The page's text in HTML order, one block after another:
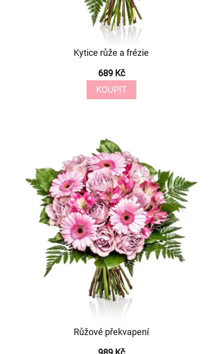
Kytice růže a frézie
689 Kč
KOUPIT
Růžové překvapení